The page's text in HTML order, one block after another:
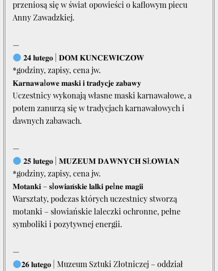
przeniosą się w świat opowieści o kaflowym piecu
Anny Zawadzkiej.
—
𝟐𝟒 𝐥𝐮𝐭𝐞𝐠𝐨 | 𝐃𝐎𝐌 𝐊𝐔𝐍𝐂𝐄𝐖𝐈𝐂𝐙𝐎́𝐖
*godziny, zapisy, cena jw.
𝐊𝐚𝐫𝐧𝐚𝐰𝐚ł𝐨𝐰𝐞 𝐦𝐚𝐬𝐤𝐢 𝐢 𝐭𝐫𝐚𝐝𝐲𝐜𝐣𝐞 𝐳𝐚𝐛𝐚𝐰𝐲
Uczestnicy wykonają własne maski karnawałowe, a
potem zanurzą się w tradycjach karnawałowych i
dawnych zabawach.
—
𝟐𝟓 𝐥𝐮𝐭𝐞𝐠𝐨 | 𝐌𝐔𝐙𝐄𝐔𝐌 𝐃𝐀𝐖𝐍𝐘𝐂𝐇 𝐒Ł𝐎𝐖𝐈𝐀𝐍
*godziny, zapisy, cena jw.
𝐌𝐨𝐭𝐚𝐧𝐤𝐢 – 𝐬ł𝐨𝐰𝐢𝐚𝐧́𝐬𝐤𝐢𝐞 𝐥𝐚𝐥𝐤𝐢 𝐩𝐞ł𝐧𝐞 𝐦𝐚𝐠𝐢𝐢
Warsztaty, podczas których uczestnicy stworzą
motanki – słowiańskie laleczki ochronne, pełne
symboliki i pozytywnej energii.
—
𝟐𝟔 𝐥𝐮𝐭𝐞𝐠𝐨 | Muzeum Sztuki Złotniczej – oddział